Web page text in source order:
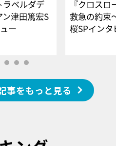
ラベルダデ
津田篤宏S
ビュー
『クロス
救急の約束
桜SPイ
事をもっと見る